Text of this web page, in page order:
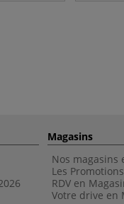
6
Magasins
Nos magasins
Les
RDV en
Votre drive en